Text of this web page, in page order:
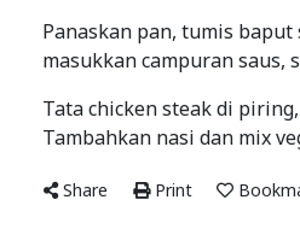
Panaskan pan, tumis baput
masukkan campuran saus,
Tata chicken steak di
Tambahkan nasi dan mix
Share Print